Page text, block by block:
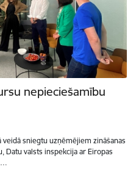
nepieciešamību
sniegtu uzņēmējiem zināšanas
Datu valsts inspekcija ar Eiropas
…